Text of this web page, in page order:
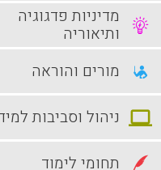
מדיניות פדגוגיה
ותיאוריה
מורים והוראה
ניהול וסביבות
תחומי לימוד